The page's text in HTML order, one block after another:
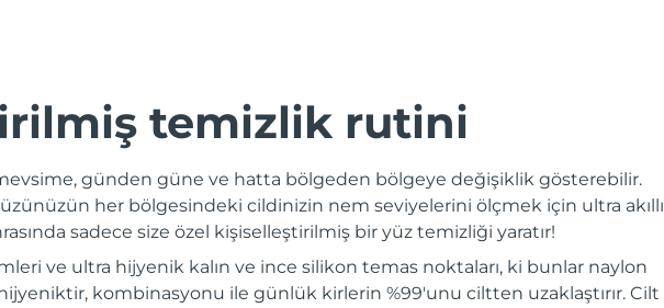
temizlik rutini
günden güne ve hatta bölgeden bölgeye değişiklik gösterebilir.
her bölgesindeki cildinizin nem seviyelerini ölçmek için ultra akıllı
sadece size özel kişiselleştirilmiş bir yüz temizliği yaratır!
ve ultra hijyenik kalın ve ince silikon temas noktaları, ki bunlar naylon
kombinasyonu ile günlük kirlerin %99'unu ciltten uzaklaştırır. Cilt